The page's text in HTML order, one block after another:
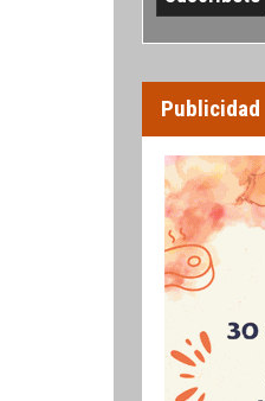
Publicidad